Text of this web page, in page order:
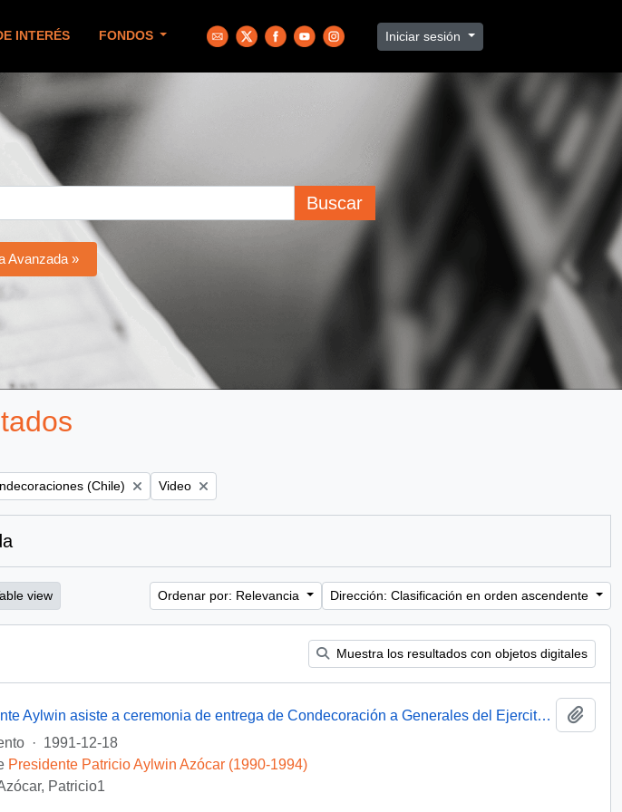
INTERÉS FONDOS Iniciar sesión
Buscar
Avanzada »
filter: (Chile) Remove filter:
Video
view Ordenar por: Relevancia Dirección: Clasificación en orden ascendente
Muestra los resultados con objetos digitales
Presidente Aylwin asiste a ceremonia de entrega de Condecoración a Generales del Ejercito : video
· 1991-12-18
Presidente Patricio Aylwin Azócar (1990-1994)
Patricio1